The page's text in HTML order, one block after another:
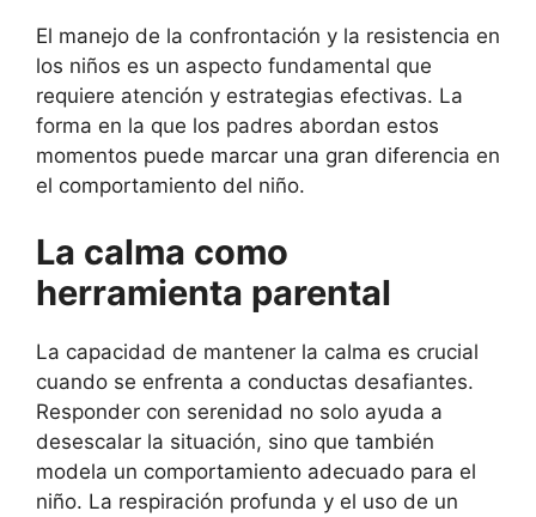
El manejo de la confrontación y la resistencia en
los niños es un aspecto fundamental que
requiere atención y estrategias efectivas. La
forma en la que los padres abordan estos
momentos puede marcar una gran diferencia en
el comportamiento del niño.
La calma como
herramienta parental
La capacidad de mantener la calma es crucial
cuando se enfrenta a conductas desafiantes.
Responder con serenidad no solo ayuda a
desescalar la situación, sino que también
modela un comportamiento adecuado para el
niño. La respiración profunda y el uso de un